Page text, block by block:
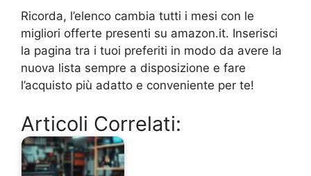
Ricorda, l’elenco cambia tutti i mesi con le
migliori offerte presenti su amazon.it. Inserisci
la pagina tra i tuoi preferiti in modo da avere la
nuova lista sempre a disposizione e fare
l’acquisto più adatto e conveniente per te!
Articoli Correlati: